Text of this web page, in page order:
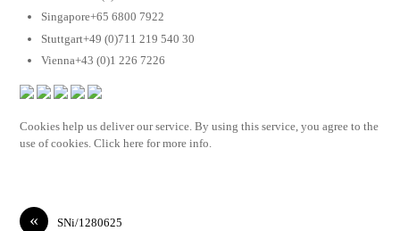
Singapore+65 6800 7922
Stuttgart+49 (0)711 219 540 30
Vienna+43 (0)1 226 7226
Cookies help us deliver our service. By using this service, you agree to the
use of cookies. Click here for more info.
« SNi/1280625